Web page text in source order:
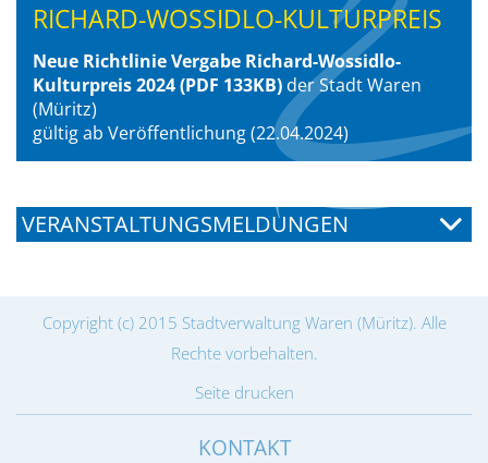
RICHARD-WOSSIDLO-KULTURPREIS
Neue Richtlinie Vergabe Richard-Wossidlo-
Kulturpreis 2024(PDF 133KB)der Stadt Waren
(Müritz)
gültig ab Veröffentlichung (22.04.2024)
VERANSTALTUNGSMELDUNGEN
Copyright (c) 2015 Stadtverwaltung Waren (Müritz). Alle
Rechte vorbehalten.
Seite drucken
KONTAKT